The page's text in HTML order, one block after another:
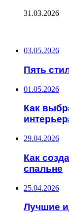
31.03.2026
03.05.2026
Пять
01.05.2026
Как
29.04.2026
Как
спальне
25.04.2026
Лучшие